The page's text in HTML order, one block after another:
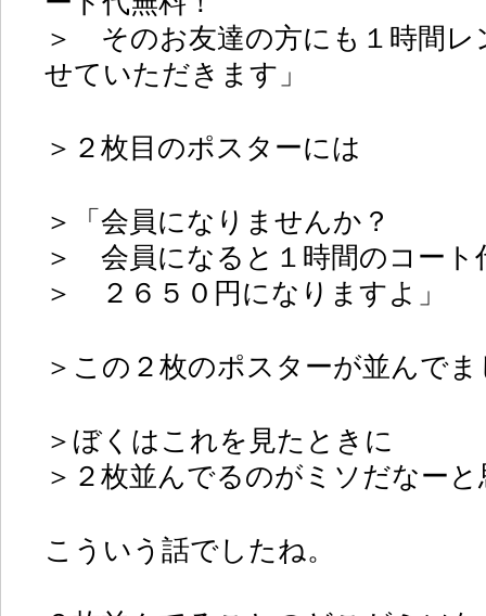
＞ そのお友達の方にも１時間レ
せていただきます」
＞２枚目のポスターには
＞「会員になりませんか？
＞ 会員になると１時間のコート
＞ ２６５０円になりますよ」
＞この２枚のポスターが並んで
＞ぼくはこれを見たときに
＞２枚並んでるのがミソだなー
こういう話でしたね。